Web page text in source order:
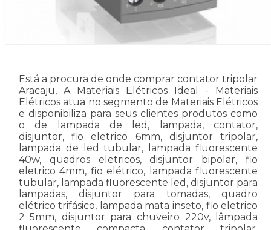
Está a procura de onde comprar contator tripolar
Aracaju, A Materiais Elétricos Ideal - Materiais
Elétricos atua no segmento de Materiais Elétricos
e disponibiliza para seus clientes produtos como
o de lampada de led, lampada, contator,
disjuntor, fio eletrico 6mm, disjuntor tripolar,
lampada de led tubular, lampada fluorescente
40w, quadros eletricos, disjuntor bipolar, fio
eletrico 4mm, fio elétrico, lampada fluorescente
tubular, lampada fluorescente led, disjuntor para
lampadas, disjuntor para tomadas, quadro
elétrico trifásico, lampada mata inseto, fio eletrico
2 5mm, disjuntor para chuveiro 220v, lâmpada